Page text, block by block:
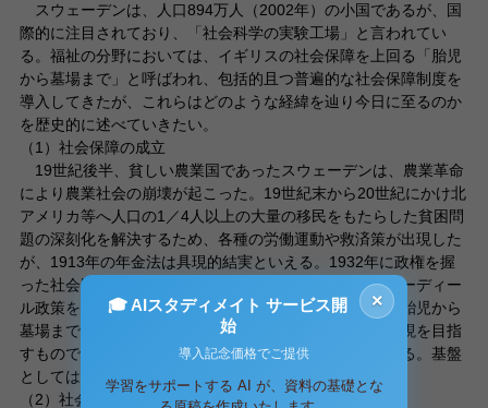
スウェーデンは、人口894万人（2002年）の小国であるが、国
際的に注目されており、「社会科学の実験工場」と言われてい
る。福祉の分野においては、イギリスの社会保障を上回る「胎児
から墓場まで」と呼ばわれ、包括的且つ普遍的な社会保障制度を
導入してきたが、これらはどのような経緯を辿り今日に至るのか
を歴史的に述べていきたい。
（1）社会保障の成立
19世紀後半、貧しい農業国であったスウェーデンは、農業革命
により農業社会の崩壊が起こった。19世紀末から20世紀にかけ北
アメリカ等へ人口の1／4人以上の大量の移民をもたらした貧困問
題の深刻化を解決するため、各種の労働運動や救済策が出現した
が、1913年の年金法は具現的結実といえる。1932年に政権を握
った社会民主党は、「国民の家」と言われる北欧型ニューディー
ル政策を打ちたて、経済危機の克服を図った。これは、胎児から
墓場までの人生のあらゆる段階において、豊かな生活実現を目指
すものであり、国が父として包括的に調整する意味をする。基盤
としては、失業対策、住宅政策、家族政策が重視された。
（2）社会保障の展開
×
🎓 AIスタディメイト サービス開
始
導入記念価格でご提供
学習をサポートする AI が、資料の基礎とな